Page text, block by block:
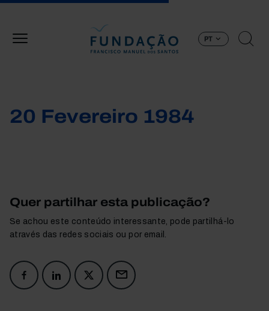
PT
20 Fevereiro 1984
Quer partilhar esta publicação?
Se achou este conteúdo interessante, pode partilhá-lo
através das redes sociais ou por email.